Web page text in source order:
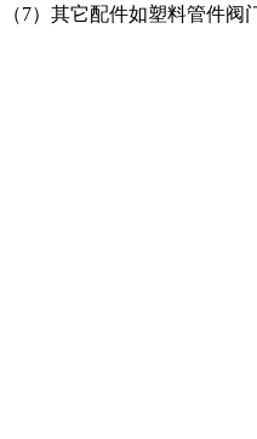
7）其它配件如塑料管件